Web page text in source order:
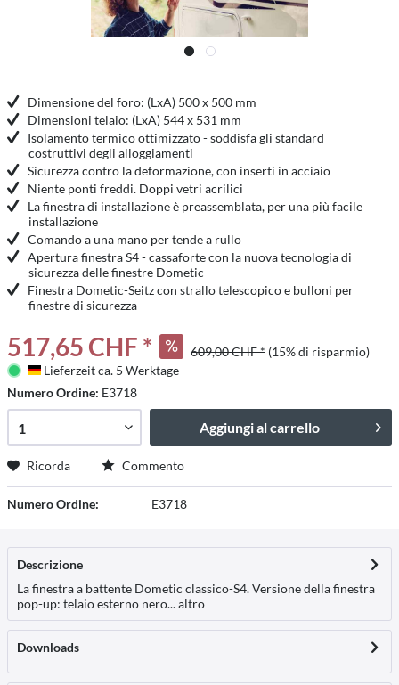
Dimensione del foro: (LxA) 500 x 500 mm
Dimensioni telaio: (LxA) 544 x 531 mm
Isolamento termico ottimizzato - soddisfa gli standard
costruttivi degli alloggiamenti
Sicurezza contro la deformazione, con inserti in acciaio
Niente ponti freddi. Doppi vetri acrilici
La finestra di installazione è preassemblata, per una più facile
installazione
Comando a una mano per tende a rullo
Apertura finestra S4 - cassaforte con la nuova tecnologia di
sicurezza delle finestre Dometic
Finestra Dometic-Seitz con strallo telescopico e bulloni per
finestre di sicurezza
517,65 CHF * 609,00 CHF * (15% di risparmio)
Deutschland
Lieferzeit ca. 5 Werktage
Numero Ordine: E3718
Aggiungi al carrello
Ricorda Commento
Numero Ordine: E3718
Descrizione
La finestra a battente Dometic classico-S4. Versione della finestra
pop-up: telaio esterno nero...altro
Downloads